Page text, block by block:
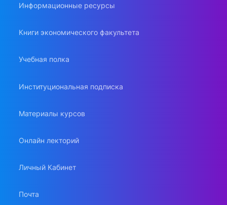
Информационные ресурсы
Книги экономического факультета
Учебная полка
Институциональная подписка
Материалы курсов
Онлайн лекторий
Личный Кабинет
Почта